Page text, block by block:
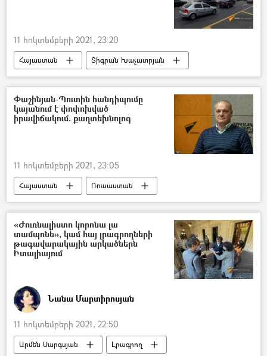
11 հոկտեմբերի 2021, 23:20
Հայաստան
Տիգրան Խաչատրյան
ավտոմեքենա
Փաշինյան-Պուտին հանդիպումը
կայանում է փոփոխված
իրավիճակում. քաղտեխնոլոգ
11 հոկտեմբերի 2021, 23:05
Հայաստան
Ռուսաստան
Նիկոլ Փաշինյան
Ադրբեջան
Վլադիմիր Պուտին
Վիգեն Հակոբյան
ՌԱԴԻՈ
«Ժուռնալիստո կորոնա լա
տամպոնե», կամ հայ լրագրողների
թագավարակային արկածներն
Իտալիայում
Նանա Մարտիրոսյան
11 հոկտեմբերի 2021, 22:50
Արմեն Սարգսյան
Լրագրող